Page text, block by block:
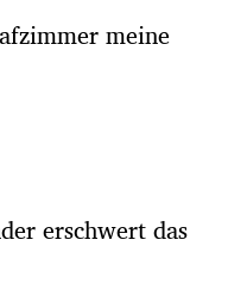
meine
erschwert das